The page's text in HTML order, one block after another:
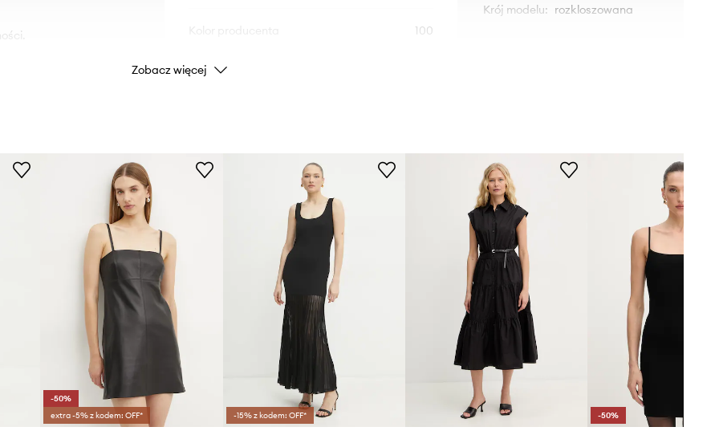
100
Kolor
Producent
Krój modelu: rozkloszowana
Zalecamy wybór rozmiaru, jaki nosisz
zazwyczaj.
Tabela rozmiarów
Zobacz więcej
-50%
extra -5% z kodem: OFF*
-15% z kodem: OFF* -50%